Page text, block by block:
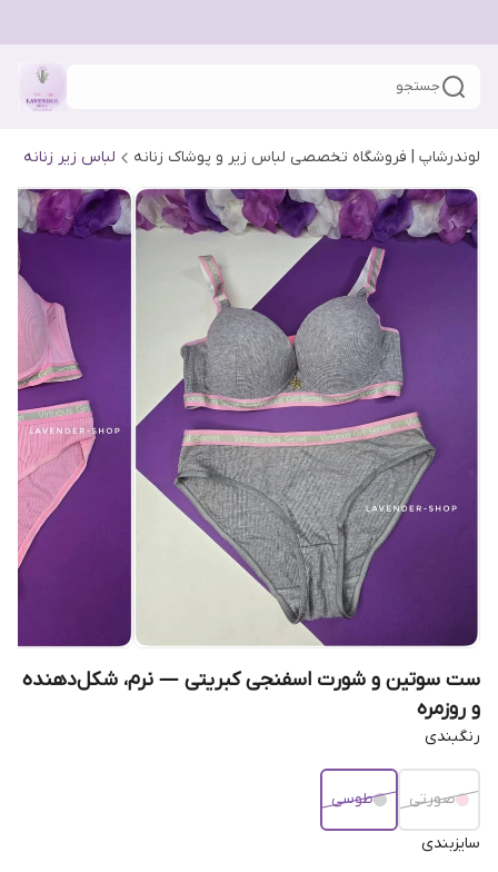
جستجو
لوندرشاپ | فروشگاه تخصصی لباس زیر و پوشاک زنانه لباس زیر زنانه
ست سوتین و شورت اسفنجی کبریتی — نرم، شکل‌دهنده
و روزمره
رنگبندی
صورتی طوسی
سایزبندی